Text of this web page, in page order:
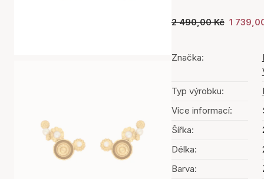
2 490,00 Kč 1
Značka:
Typ výrobku:
Více informací:
Šířka:
Délka:
Barva: